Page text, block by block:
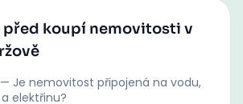
před koupí nemovitosti v
— Je nemovitost připojená na vodu,
elektřinu?